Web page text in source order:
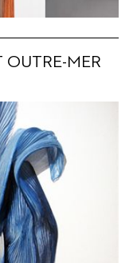
OUTRE-MER